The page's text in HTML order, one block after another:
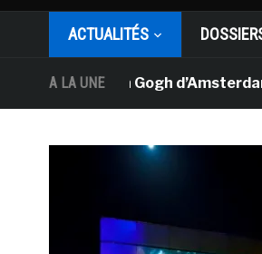
ACTUALITÉS
A LA UNE
Van Gogh d’Amsterdam et